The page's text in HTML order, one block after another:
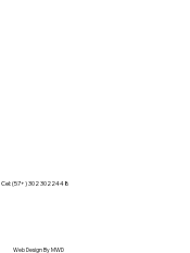
Cel: (57+) 302 3022448
Web Design ByMWD